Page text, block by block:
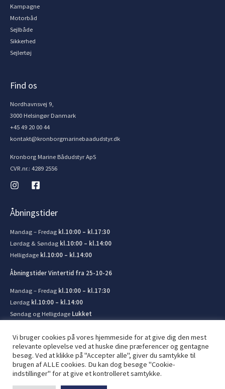
Kampagne
Motorbåd
Sejlbåde
Sikkerhed
Sejlertøj
Find os
Nordhavnsvej 9,
3000 Helsingør Danmark
+45 49 20 00 44
kontakt@kronborgmarinebaadudstyr.dk
Kronborg Marine Bådudstyr ApS
CVR.nr.: 4289 2556
Åbningstider
Mandag – Fredag kl.10:00 – kl.17:30
Lørdag & Søndag kl.10:00 – kl.14:00
Helligdage kl.10:00 – kl.14:00
Åbningstider Vintertid fra 25-10-26
Mandag – Fredag kl.10:00 – kl.17:30
Lørdag kl.10:00 – kl.14:00
Søndag og Helligdage Lukket
© 2026 Kronborg Marine og Bådudstyr. Lavet af JIT ApS
Vi bruger cookies på vores hjemmeside for at give dig den mest
relevante oplevelse ved at huske dine præferencer og gentagne
besøg. Ved at klikke på "Accepter alle", giver du samtykke til
brugen af ​​ALLE cookies. Du kan dog besøge "Cookie-
indstillinger" for at give et kontrolleret samtykke.